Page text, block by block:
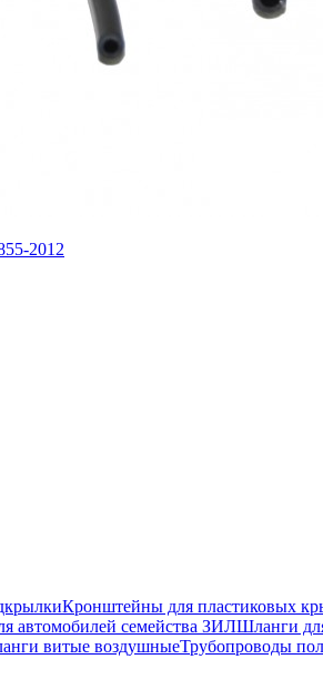
2012
Кронштейны для пластиковых
автомобилей семейства ЗИЛШланги
витые воздушныеТрубопроводы